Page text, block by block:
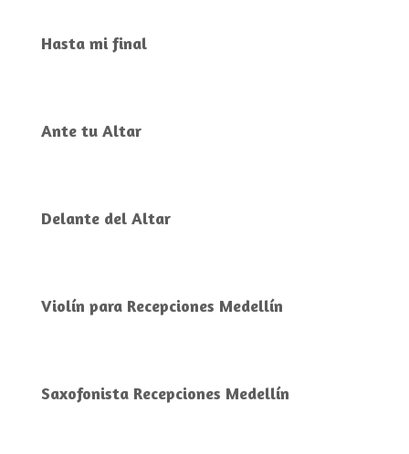
Hasta mi final
Ante tu Altar
Delante del Altar
Violín para Recepciones Medellín
Saxofonista Recepciones Medellín